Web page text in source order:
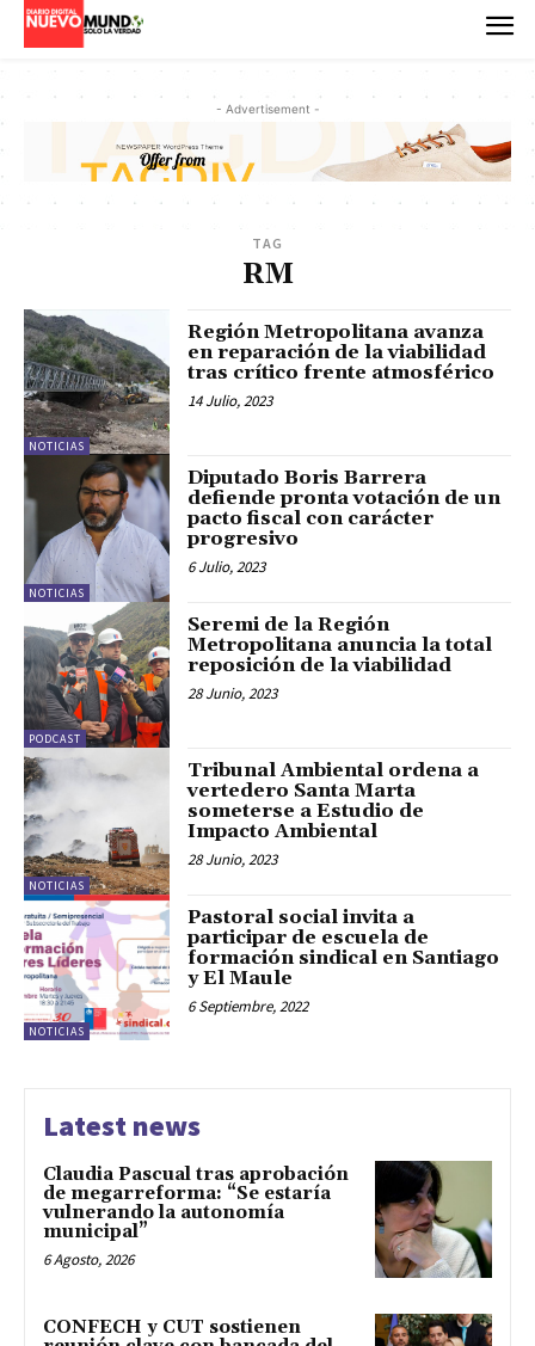
- Advertisement -
TAG
RM
NOTICIAS
Región Metropolitana avanza
en reparación de la viabilidad
tras crítico frente atmosférico
14 Julio, 2023
NOTICIAS
Diputado Boris Barrera
defiende pronta votación de un
pacto fiscal con carácter
progresivo
6 Julio, 2023
PODCAST
Seremi de la Región
Metropolitana anuncia la total
reposición de la viabilidad
28 Junio, 2023
NOTICIAS
Tribunal Ambiental ordena a
vertedero Santa Marta
someterse a Estudio de
Impacto Ambiental
28 Junio, 2023
NOTICIAS
Pastoral social invita a
participar de escuela de
formación sindical en Santiago
y El Maule
6 Septiembre, 2022
Latest news
Claudia Pascual tras aprobación
de megarreforma: “Se estaría
vulnerando la autonomía
municipal”
6 Agosto, 2026
CONFECH y CUT sostienen